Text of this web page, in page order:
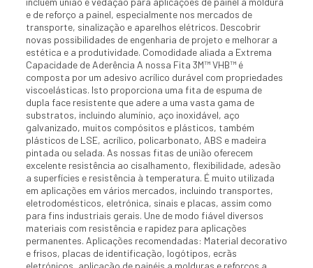
e de reforço a painel, especialmente nos mercados de
transporte, sinalização e aparelhos elétricos. Descobrir
novas possibilidades de engenharia de projeto e melhorar a
estética e a produtividade. Comodidade aliada a Extrema
Capacidade de Aderência A nossa Fita 3M™ VHB™ é
composta por um adesivo acrílico durável com propriedades
viscoelásticas. Isto proporciona uma fita de espuma de
dupla face resistente que adere a uma vasta gama de
substratos, incluindo alumínio, aço inoxidável, aço
galvanizado, muitos compósitos e plásticos, também
plásticos de LSE, acrílico, policarbonato, ABS e madeira
pintada ou selada. As nossas fitas de união oferecem
excelente resistência ao cisalhamento, flexibilidade, adesão
a superfícies e resistência à temperatura. É muito utilizada
em aplicações em vários mercados, incluindo transportes,
eletrodomésticos, eletrónica, sinais e placas, assim como
para fins industriais gerais. Une de modo fiável diversos
materiais com resistência e rapidez para aplicações
permanentes. Aplicações recomendadas: Material decorativo
e frisos, placas de identificação, logótipos, ecrãs